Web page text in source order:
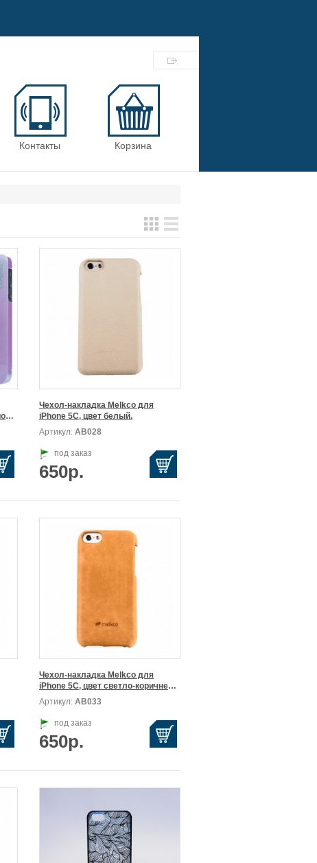
Контакты Корзина
capdase для iPhone 5, цвет фиолетовый.
Чехол-накладка Melkco для
iPhone 5C, цвет белый.
Артикул: АВ028
под заказ
650р.
Чехол-накладка Melkco для
iPhone 5C, цвет светло-коричневый.
Артикул: АВ033
под заказ
650р.